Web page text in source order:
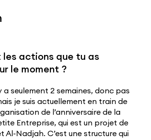
les actions que tu as
le moment ?
a seulement 2 semaines, donc pas
je suis actuellement en train de
de l’anniversaire de la
Entreprise, qui est un projet de
Al-Nadjah. C’est une structure qui